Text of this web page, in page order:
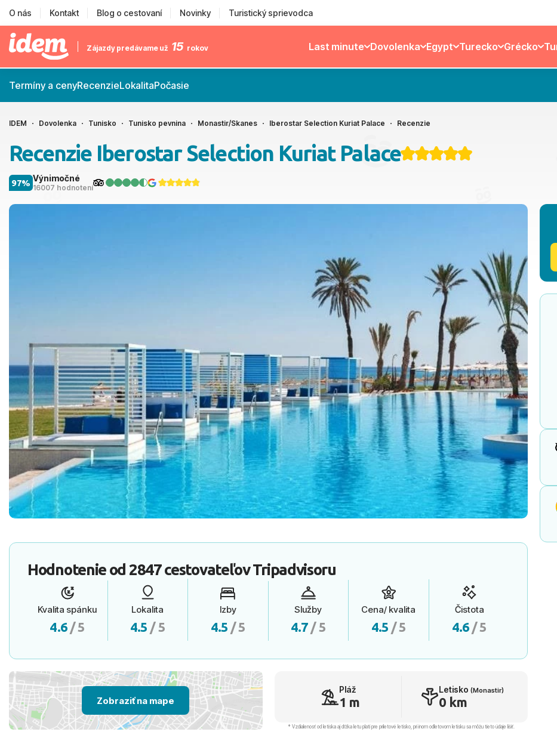
O nás Kontakt Blog o cestovaní Novinky Turistický sprievodca
Zájazdy predávame už 15 rokov Last minute Dovolenka Egypt Turecko Grécko
Termíny a cenyRecenzieLokalitaPočasie
IDEM Dovolenka Tunisko Tunisko pevnina Monastir/Skanes Iberostar Selection Kuriat Palace Recenzie
Recenzie Iberostar Selection Kuriat Palace
Výnimočné
16007 hodnotení
97%
Hodnotenie od 2847 cestovateľovTripadvisoru
Kvalita spánku
4.6 / 5
Lokalita
4.5 / 5
Izby
4.5 / 5
Služby
4.7 / 5
Cena/ kvalita
4.5 / 5
Čistota
4.6 / 5
Zobraziť na mape
Pláž
1 m
Letisko(Monastir)
0 km
* Vzdialenosť od letiska aj dľžka letu platí pre príletové letisko, pri inom odletovom letisku sa môžu tieto údaje líšiť.